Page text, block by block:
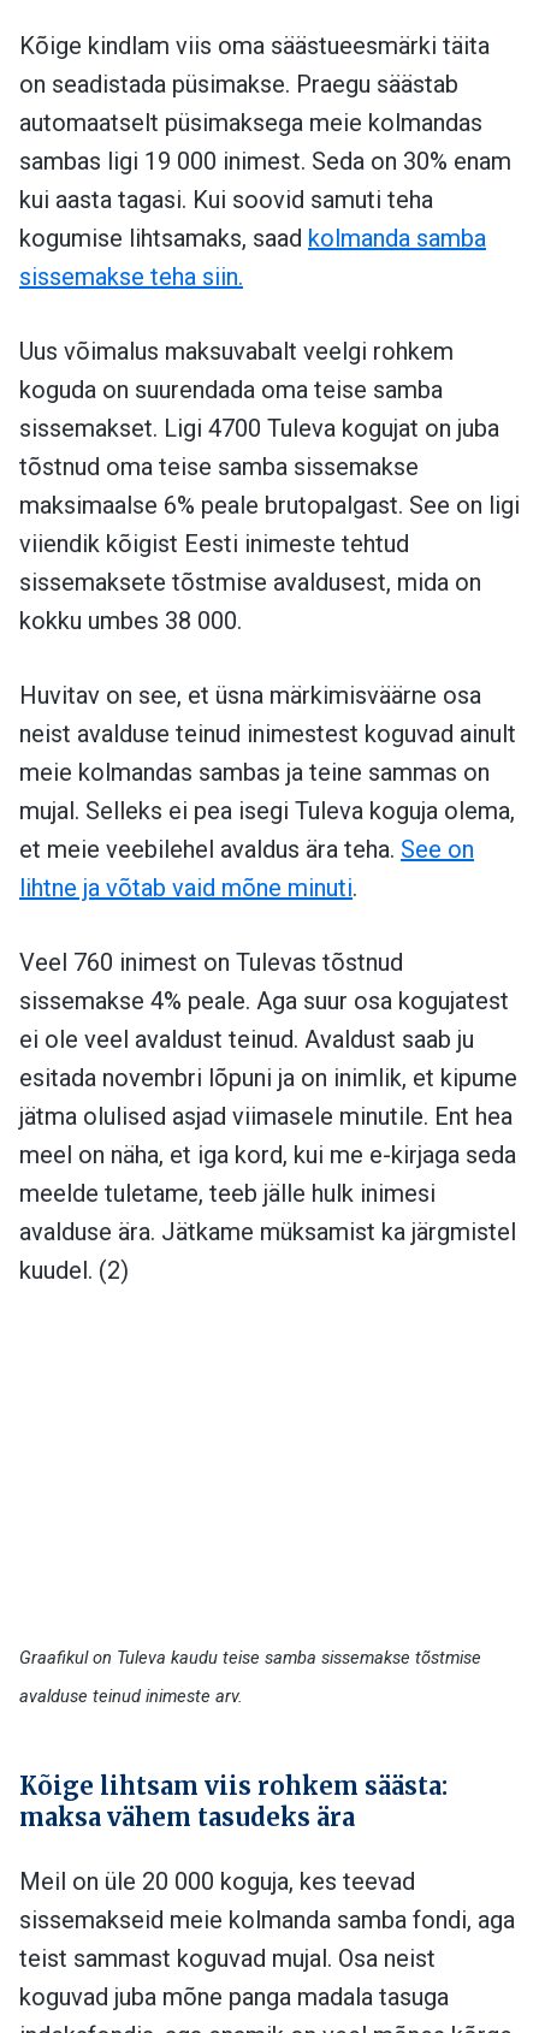
Kõige kindlam viis oma säästueesmärki täita
on seadistada püsimakse. Praegu säästab
automaatselt püsimaksega meie kolmandas
sambas ligi 19 000 inimest. Seda on 30% enam
kui aasta tagasi. Kui soovid samuti teha
kogumise lihtsamaks, saad kolmanda samba
sissemakse teha siin.
Uus võimalus maksuvabalt veelgi rohkem
koguda on suurendada oma teise samba
sissemakset. Ligi 4700 Tuleva kogujat on juba
tõstnud oma teise samba sissemakse
maksimaalse 6% peale brutopalgast. See on ligi
viiendik kõigist Eesti inimeste tehtud
sissemaksete tõstmise avaldusest, mida on
kokku umbes 38 000.
Huvitav on see, et üsna märkimisväärne osa
neist avalduse teinud inimestest koguvad ainult
meie kolmandas sambas ja teine sammas on
mujal. Selleks ei pea isegi Tuleva koguja olema,
et meie veebilehel avaldus ära teha. See on
lihtne ja võtab vaid mõne minuti.
Veel 760 inimest on Tulevas tõstnud
sissemakse 4% peale. Aga suur osa kogujatest
ei ole veel avaldust teinud. Avaldust saab ju
esitada novembri lõpuni ja on inimlik, et kipume
jätma olulised asjad viimasele minutile. Ent hea
meel on näha, et iga kord, kui me e-kirjaga seda
meelde tuletame, teeb jälle hulk inimesi
avalduse ära. Jätkame müksamist ka järgmistel
kuudel. (2)
Graafikul on Tuleva kaudu teise samba sissemakse tõstmise
avalduse teinud inimeste arv.
Kõige lihtsam viis rohkem säästa:
maksa vähem tasudeks ära
Meil on üle 20 000 koguja, kes teevad
sissemakseid meie kolmanda samba fondi, aga
teist sammast koguvad mujal. Osa neist
koguvad juba mõne panga madala tasuga